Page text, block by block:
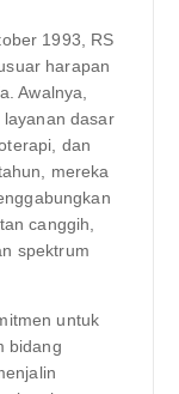
1993, RS
harapan
Awalnya,
dasar
dan
mereka
canggih,
spektrum
untuk
bidang